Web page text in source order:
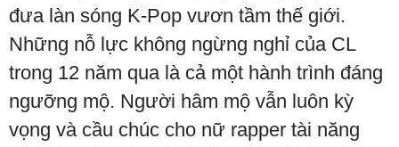
đưa làn sóng K-Pop vươn tầm thế giới.
Những nỗ lực không ngừng nghỉ của CL
trong 12 năm qua là cả một hành trình đáng
ngưỡng mộ. Người hâm mộ vẫn luôn kỳ
vọng và cầu chúc cho nữ rapper tài năng